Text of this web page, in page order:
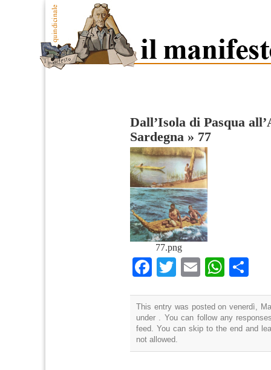
Dall’Isola di Pasqua
Sardegna » 77
77.png
Facebook
TwitterEmail
This entry was posted on venerdì,
under . You can follow any
feed. You can skip to the end and
not allowed.